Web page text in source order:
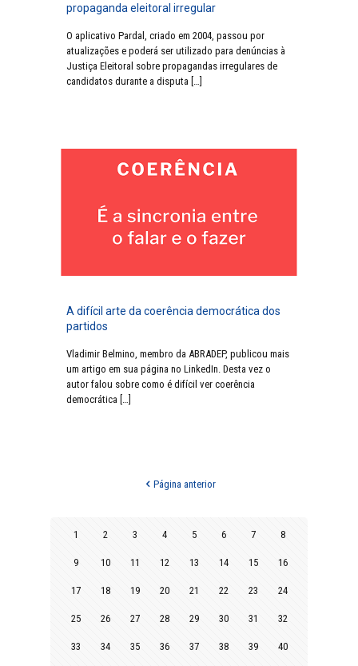
propaganda eleitoral irregular
O aplicativo Pardal, criado em 2004, passou por
atualizações e poderá ser utilizado para denúncias à
Justiça Eleitoral sobre propagandas irregulares de
candidatos durante a disputa […]
A difícil arte da coerência democrática dos
partidos
Vladimir Belmino, membro da ABRADEP, publicou mais
um artigo em sua página no LinkedIn. Desta vez o
autor falou sobre como é difícil ver coerência
democrática […]
Página anterior
1 2 3 4 5 6 7 8
9 10 11 12 13 14 15 16
17 18 19 20 21 22 23 24
25 26 27 28 29 30 31 32
33 34 35 36 37 38 39 40